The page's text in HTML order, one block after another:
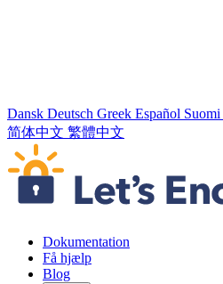
Dansk Deutsch Greek Español Suomi
简体中文 繁體中文
Spring navigation links over
Dokumentation
Få hjælp
Blog